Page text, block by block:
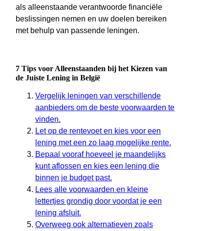
als alleenstaande verantwoorde financiële
beslissingen nemen en uw doelen bereiken
met behulp van passende leningen.
7 Tips voor Alleenstaanden bij het Kiezen van
de Juiste Lening in België
Vergelijk leningen van verschillende
aanbieders om de beste voorwaarden te
vinden.
Let op de rentevoet en kies voor een
lening met een zo laag mogelijke rente.
Bepaal vooraf hoeveel je maandelijks
kunt aflossen en kies een lening die
binnen je budget past.
Lees alle voorwaarden en kleine
lettertjes grondig door voordat je een
lening afsluit.
Overweeg ook alternatieven zoals